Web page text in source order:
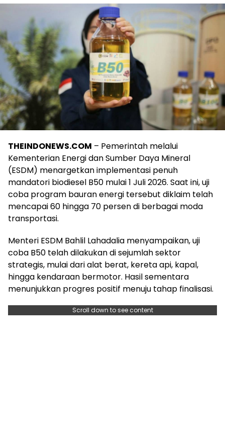
THEINDONEWS.COM – Pemerintah melalui
Kementerian Energi dan Sumber Daya Mineral
(ESDM) menargetkan implementasi penuh
mandatori biodiesel B50 mulai 1 Juli 2026. Saat ini, uji
coba program bauran energi tersebut diklaim telah
mencapai 60 hingga 70 persen di berbagai moda
transportasi.
Menteri ESDM Bahlil Lahadalia menyampaikan, uji
coba B50 telah dilakukan di sejumlah sektor
strategis, mulai dari alat berat, kereta api, kapal,
hingga kendaraan bermotor. Hasil sementara
menunjukkan progres positif menuju tahap finalisasi.
Scroll down to see content